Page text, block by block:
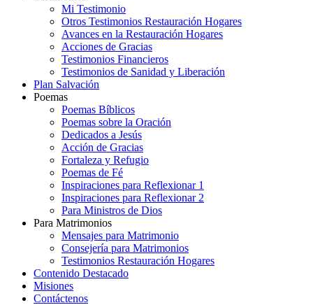
Mi Testimonio
Otros Testimonios Restauración Hogares
Avances en la Restauración Hogares
Acciones de Gracias
Testimonios Financieros
Testimonios de Sanidad y Liberación
Plan Salvación
Poemas
Poemas Bíblicos
Poemas sobre la Oración
Dedicados a Jesús
Acción de Gracias
Fortaleza y Refugio
Poemas de Fé
Inspiraciones para Reflexionar 1
Inspiraciones para Reflexionar 2
Para Ministros de Dios
Para Matrimonios
Mensajes para Matrimonio
Consejería para Matrimonios
Testimonios Restauración Hogares
Contenido Destacado
Misiones
Contáctenos